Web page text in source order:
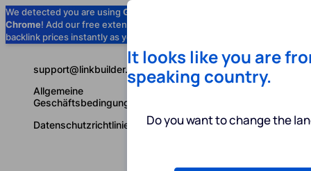
We detected you are using Google
Chrome! Add our free extension to check
backlink prices instantly as you browse.
support@linkbuilder.com
Allgemeine
Geschäftsbedingungen
Datenschutzrichtlinie
It looks like you are
speaking country.
Do you want to change the